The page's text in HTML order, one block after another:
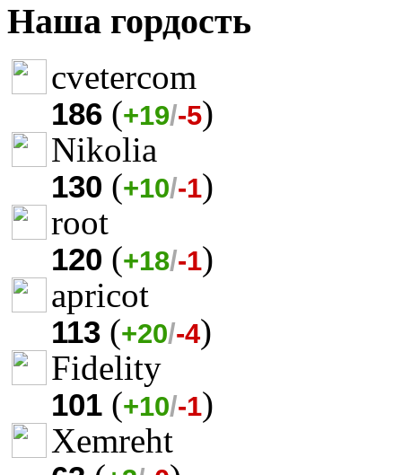
Наша гордость
cvetercom
186 (+19/-5)
Nikolia
130 (+10/-1)
root
120 (+18/-1)
apricot
113 (+20/-4)
Fidelity
101 (+10/-1)
Xemreht